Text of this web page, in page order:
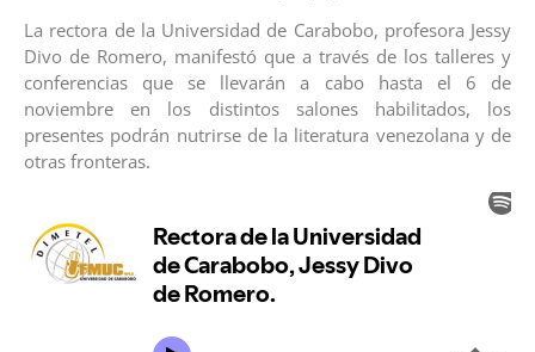
La rectora de la Universidad de Carabobo, profesora Jessy
Divo de Romero, manifestó que a través de los talleres y
conferencias que se llevarán a cabo hasta el 6 de
noviembre en los distintos salones habilitados, los
presentes podrán nutrirse de la literatura venezolana y de
otras fronteras.